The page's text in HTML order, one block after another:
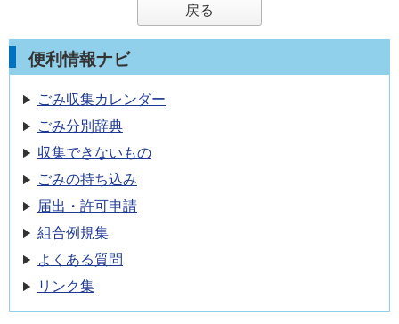
戻る
便利情報ナビ
ごみ収集カレンダー
ごみ分別辞典
収集できないもの
ごみの持ち込み
届出・許可申請
組合例規集
よくある質問
リンク集